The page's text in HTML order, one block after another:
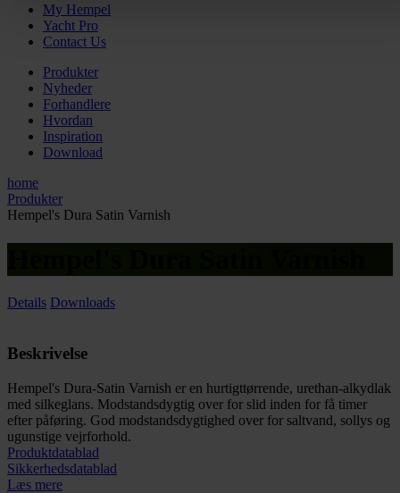
My Hempel
Yacht Pro
Contact Us
Produkter
Nyheder
Forhandlere
Hvordan
Inspiration
Download
home
Produkter
Hempel's Dura Satin Varnish
Details Downloads
Beskrivelse
Hempel's Dura-Satin Varnish er en hurtigttørrende, urethan-alkydlak
med silkeglans. Modstandsdygtig over for slid inden for få timer
efter påføring. God modstandsdygtighed over for saltvand, sollys og
ugunstige vejrforhold.
Produktdatablad
Sikkerhedsdatablad
Læs mere